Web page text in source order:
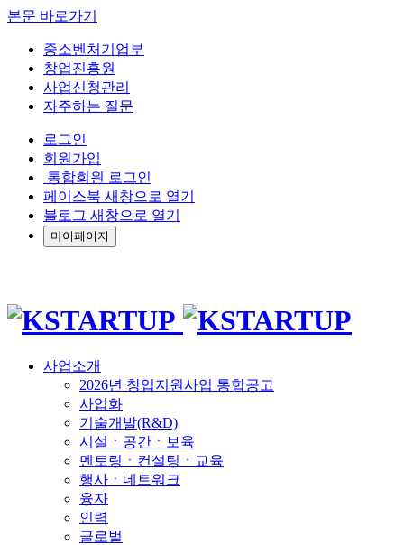
본문 바로가기
중소벤처기업부
창업진흥원
사업신청관리
자주하는 질문
로그인
회원가입
통합회원 로그인
페이스북 새창으로 열기
블로그 새창으로 열기
마이페이지
사업소개
2026년 창업지원사업 통합공고
사업화
기술개발(R&D)
시설ㆍ공간ㆍ보육
멘토링ㆍ컨설팅ㆍ교육
행사ㆍ네트워크
융자
인력
글로벌